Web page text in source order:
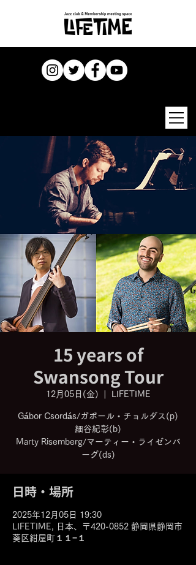
15 years of
Swansong Tour
12月05日(金) LIFETIME
Gábor Csordás/ガボール・チョルダス(p)
細谷紀彰(b)
Marty Risemberg/マーティー・ライゼンバ
ーグ(ds)
日時・場所
2025年12月05日 19:30
LIFETIME, 日本、〒420-0852 静岡県静岡市
葵区紺屋町１１−１